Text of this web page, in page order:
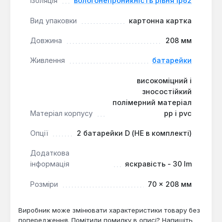
дачі, а також для активного відпочинку,
своїй конструкції та характеристикам, ліхтар
Tolsen (60021) є практичним вибором для тих, хто
цінує надійність та функціональність.
Вид упаковки картонна картка
Довжина 208 мм
Живлення батарейки
Матеріал корпусу
високоміцний і
зносостійкий
полімерний матеріал
pp і pvc
Опції 2 батарейки D (НЕ в комплекті)
Додаткова
інформація
яскравість - 30 lm
Розміри 70 × 208 мм
Виробник може змінювати характеристики товару без
попередження. Помітили помилку в описі? Напишіть